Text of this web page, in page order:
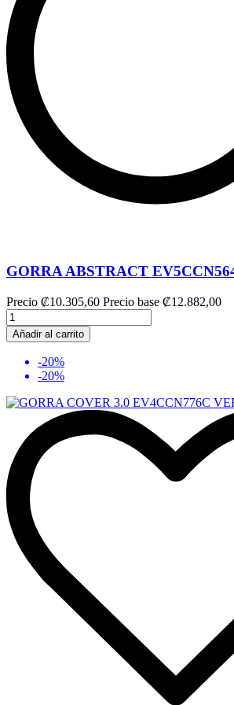
GORRA ABSTRACT
Precio ₡10.305,60 Precio base ₡12.882,00
Añadir al carrito
-20%
-20%